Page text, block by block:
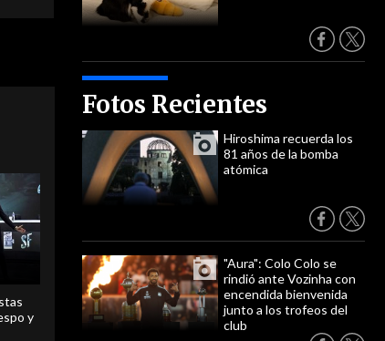
Fotos Recientes
Hiroshima recuerda los
81 años de la bomba
atómica
"Aura": Colo Colo se
rindió ante Vozinha con
encendida bienvenida
junto a los trofeos del
club
y